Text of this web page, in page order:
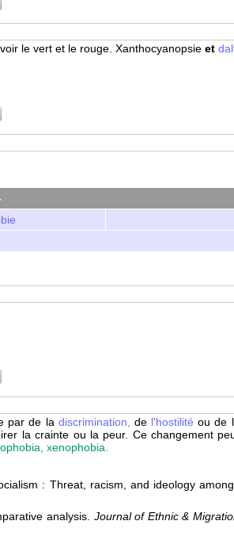
le vert et le rouge. Xanthocyanopsie et
par de la discrimination, de l'hostilité ou de
la crainte ou la peur. Ce changement
xenophobia.
: Threat, racism, and ideology
analysis. Journal of Ethnic &